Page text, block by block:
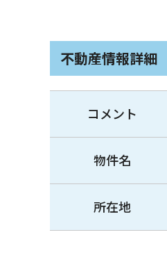
不動産情報詳細
コメント
物件名
所在地